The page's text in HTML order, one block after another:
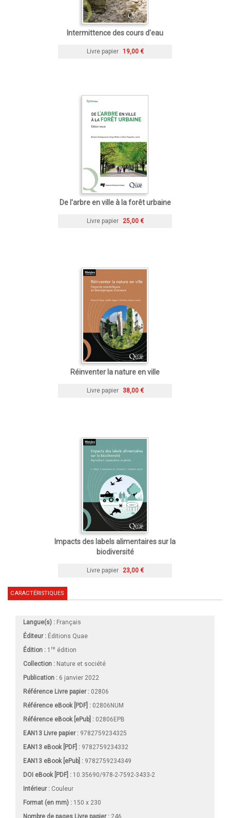
Intermittence des cours d'eau
Livre papier 19,00 €
De l'arbre en ville à la forêt urbaine
Livre papier 25,00 €
Réinventer la nature en ville
Livre papier 38,00 €
Impacts des labels alimentaires sur la
biodiversité
Livre papier 23,00 €
CARACTÉRISTIQUES
Langue(s) : Français
Éditeur : Éditions Quae
Édition : 1 re édition
Collection : Nature et société
Publication : 6 janvier 2022
Référence Livre papier : 02806
Référence eBook [PDF] : 02806NUM
Référence eBook [ePub] : 02806EPB
EAN13 Livre papier : 9782759234325
EAN13 eBook [PDF] : 9782759234332
EAN13 eBook [ePub] : 9782759234349
DOI eBook [PDF] : 10.35690/978-2-7592-3433-2
Intérieur : Couleur
Format (en mm) : 150 x 230
Nombre de pages Livre papier: 246